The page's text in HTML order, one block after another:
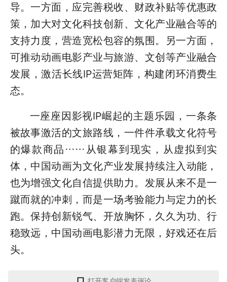
导。一方面，应完善税收、财政补贴等优惠政
策，加大对文化科技创新、文化产业融合等的
支持力度，营造宽松包容的氛围。另一方面，
可推动动画电影产业与旅游、文创等产业融合
发展，激活长线IP运营矩阵，构建闭环消费生
态。
一座座因影视IP崛起的主题乐园，一条条
被故事激活的文旅路线，一件件承载文化符号
的爆款商品……从银幕到现实，从虚拟到实
体，中国动画为文化产业发展持续注入动能，
也为增强文化自信提供助力。发展从来不是一
蹴而就的冲刺，而是一场考验能力与定力的长
跑。保持创新锐气、开放胸怀，久久为功、行
稳致远，中国动画电影潜力无限，好戏还在后
头。